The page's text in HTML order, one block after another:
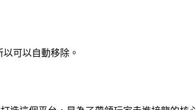
以可以自動移除。